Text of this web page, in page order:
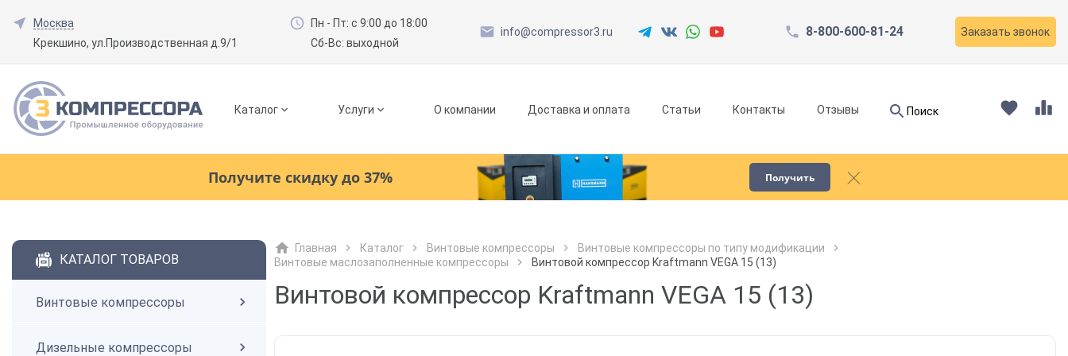
Москва
Крекшино, ул.Производственная д.9/1
Пн - Пт: с 9:00 до 18:00
Сб-Вс: выходной
info@compressor3.ru 8-800-600-81-24 Заказать звонок
Каталог
Рефрижераторные осушители Пескоструйное оборудование
Адсорбционные осушители
Услуги О компании Доставка и оплата Статьи Контакты Отзывы Поиск
Получите скидку до 37% Получить
Смотреть все товары(0)
КАТАЛОГ ТОВАРОВ
Винтовые компрессоры
Дизельные компрессоры
Главная Каталог Винтовые компрессоры
Винтовые компрессоры по типу модификации
Винтовые маслозаполненные компрессоры
Винтовой компрессор Kraftmann VEGA 15 (13)
Винтовой компрессор Kraftmann VEGA 15 (13)
Как к Вам обращаться?
Телефон
Как к Вам обращаться?
Телефон
Город доставки
Как к Вам обращаться?
Как к Вам обращаться?